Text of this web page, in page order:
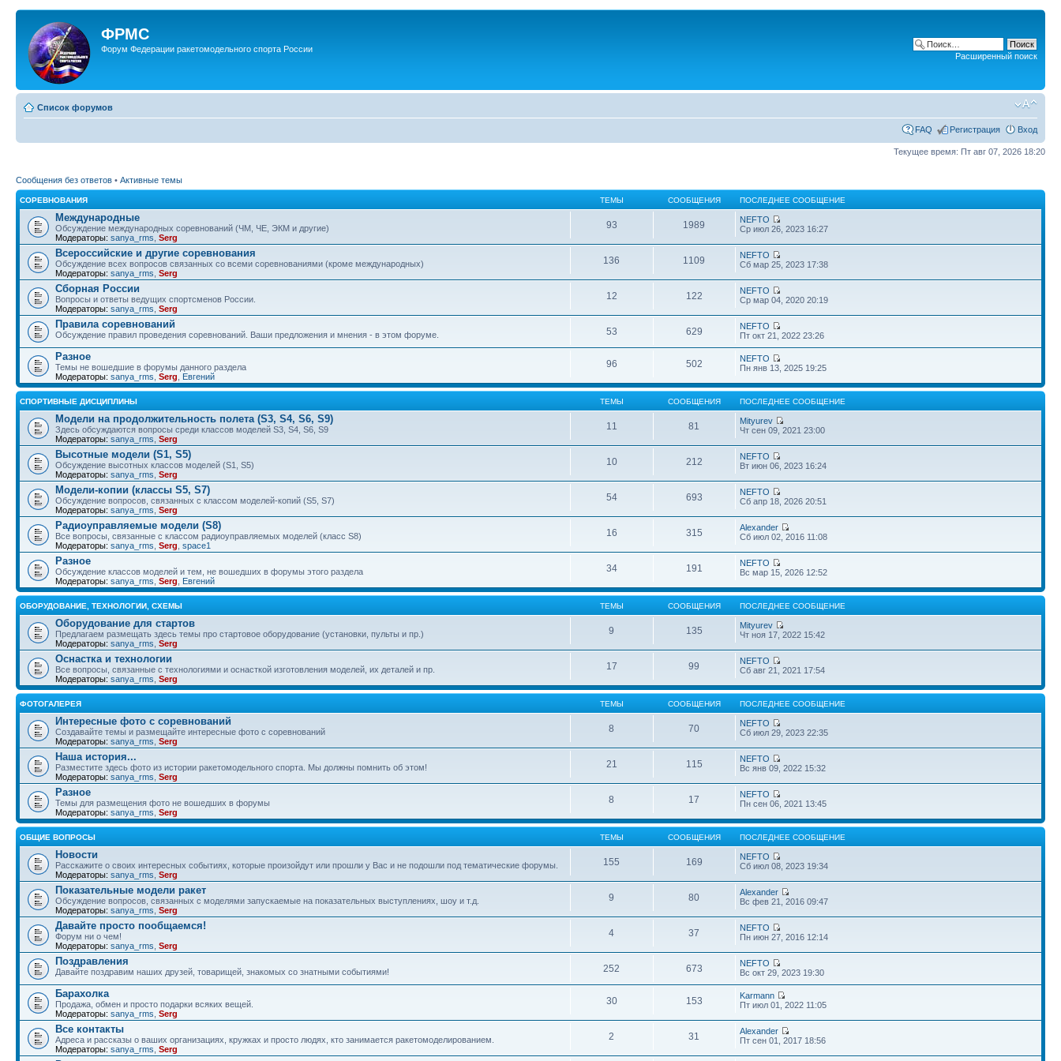
ФРМС
Форум Федерации ракетомодельного спорта России
Расширенный поиск
Список форумов
FAQ Регистрация Вход
Текущее время: Пт авг 07, 2026 18:20
Сообщения без ответов • Активные темы
СОРЕВНОВАНИЯ ТЕМЫ СООБЩЕНИЯ ПОСЛЕДНЕЕ СООБЩЕНИЕ
Международные
Обсуждение международных соревнований (ЧМ, ЧЕ, ЭКМ и другие)
Модераторы: sanya_rms Serg
93 1989
NEFTO
Ср июл 26, 2023 16:27
Всероссийские и другие соревнования
Обсуждение всех вопросов связанных со всеми соревнованиями (кроме международных)
Модераторы: sanya_rms Serg
136 1109
NEFTO
Сб мар 25, 2023 17:38
Сборная России
Вопросы и ответы ведущих спортсменов России.
Модераторы: sanya_rms Serg
12 122
NEFTO
Ср мар 04, 2020 20:19
Правила соревнований
Обсуждение правил проведения соревнований. Ваши предложения и мнения - в этом форуме. 53 629
NEFTO
Пт окт 21, 2022 23:26
Разное
Темы не вошедшие в форумы данного раздела
Модераторы: sanya_rms Serg Евгений
96 502
NEFTO
Пн янв 13, 2025 19:25
СПОРТИВНЫЕ ДИСЦИПЛИНЫ ТЕМЫ СООБЩЕНИЯ ПОСЛЕДНЕЕ СООБЩЕНИЕ
Модели на продолжительность полета (S3, S4, S6, S9)
Здесь обсуждаются вопросы среди классов моделей S3, S4, S6, S9
Модераторы: sanya_rms Serg
11 81
Mityurev
Чт сен 09, 2021 23:00
Высотные модели (S1, S5)
Обсуждение высотных классов моделей (S1, S5)
Модераторы: sanya_rms Serg
10 212
NEFTO
Вт июн 06, 2023 16:24
Модели-копии (классы S5, S7)
Обсуждение вопросов, связанных с классом моделей-копий (S5, S7)
Модераторы: sanya_rms Serg
54 693
NEFTO
Сб апр 18, 2026 20:51
Радиоуправляемые модели (S8)
Все вопросы, связанные с классом радиоуправляемых моделей (класс S8)
Модераторы: sanya_rms Serg space1
16 315
Alexander
Сб июл 02, 2016 11:08
Разное
Обсуждение классов моделей и тем, не вошедших в форумы этого раздела
Модераторы: sanya_rms Serg Евгений
34 191
NEFTO
Вс мар 15, 2026 12:52
ОБОРУДОВАНИЕ, ТЕХНОЛОГИИ, СХЕМЫ ТЕМЫ СООБЩЕНИЯ ПОСЛЕДНЕЕ СООБЩЕНИЕ
Оборудование для стартов
Предлагаем размещать здесь темы про стартовое оборудование (установки, пульты и пр.)
Модераторы: sanya_rms Serg
9 135
Mityurev
Чт ноя 17, 2022 15:42
Оснастка и технологии
Все вопросы, связанные с технологиями и оснасткой изготовления моделей, их деталей и пр.
Модераторы: sanya_rms Serg
17 99
NEFTO
Сб авг 21, 2021 17:54
ФОТОГАЛЕРЕЯ ТЕМЫ СООБЩЕНИЯ ПОСЛЕДНЕЕ СООБЩЕНИЕ
Интересные фото с соревнований
Создавайте темы и размещайте интересные фото с соревнований
Модераторы: sanya_rms Serg
8 70
NEFTO
Сб июл 29, 2023 22:35
Наша история...
Разместите здесь фото из истории ракетомодельного спорта. Мы должны помнить об этом!
Модераторы: sanya_rms Serg
21 115
NEFTO
Вс янв 09, 2022 15:32
Разное
Темы для размещения фото не вошедших в форумы
Модераторы: sanya_rms Serg
8 17
NEFTO
Пн сен 06, 2021 13:45
ОБЩИЕ ВОПРОСЫ ТЕМЫ СООБЩЕНИЯ ПОСЛЕДНЕЕ СООБЩЕНИЕ
Новости
Расскажите о своих интересных событиях, которые произойдут или прошли у Вас и не подошли под тематические форумы.
Модераторы: sanya_rms Serg
155 169
NEFTO
Сб июл 08, 2023 19:34
Показательные модели ракет
Обсуждение вопросов, связанных с моделями запускаемые на показательных выступлениях, шоу и т.д.
Модераторы: sanya_rms Serg
9 80
Alexander
Вс фев 21, 2016 09:47
Давайте просто пообщаемся!
Форум ни о чем!
Модераторы: sanya_rms Serg
4 37
NEFTO
Пн июн 27, 2016 12:14
Поздравления
Давайте поздравим наших друзей, товарищей, знакомых со знатными событиями! 252 673
NEFTO
Вс окт 29, 2023 19:30
Барахолка
Продажа, обмен и просто подарки всяких вещей.
Модераторы: sanya_rms Serg
30 153
Karmann
Пт июл 01, 2022 11:05
Все контакты
Адреса и рассказы о ваших организациях, кружках и просто людях, кто занимается ракетомоделированием.
Модераторы: sanya_rms Serg
2 31
Alexander
Пт сен 01, 2017 18:56